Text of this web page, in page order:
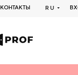
КОНТАКТЫ RU